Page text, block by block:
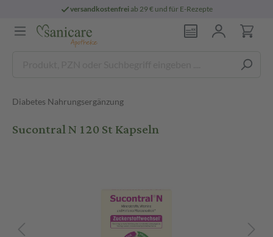
versandkostenfreiab 29 € und für E-Rezepte
Diabetes Nahrungsergänzung
Sucontral N 120 St Kapseln